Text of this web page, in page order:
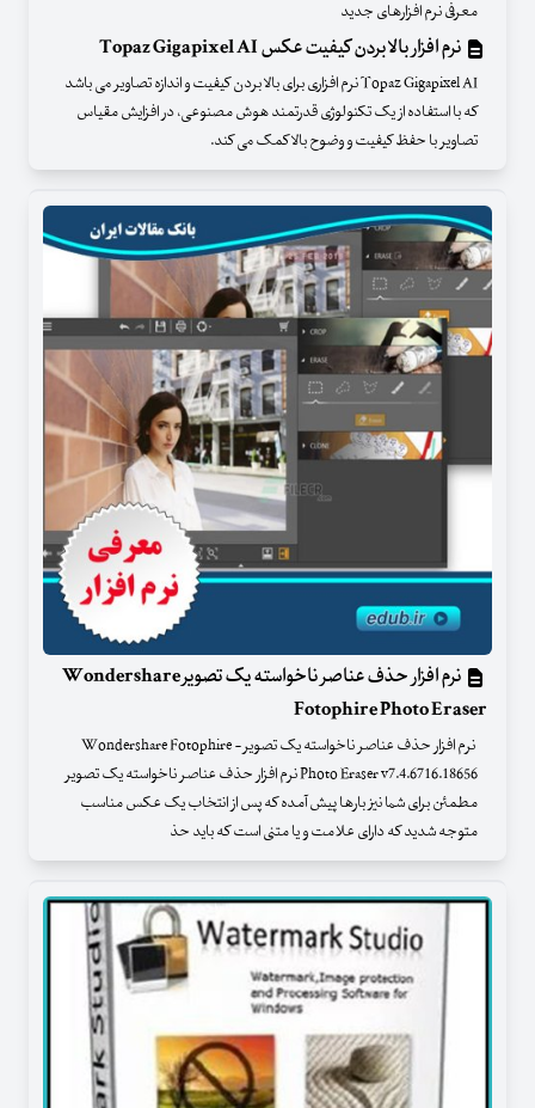
معرفی نرم افزارهای جدید
نرم افزار بالا بردن کیفیت عکس Topaz Gigapixel AI
Topaz Gigapixel AI نرم افزاری برای بالا بردن کیفیت و اندازه تصاویر می باشد
که با استفاده از یک تکنولوژی قدرتمند هوش مصنوعی، در افزایش مقیاس
تصاویر با حفظ کیفیت و وضوح بالا کمک می کند.
نرم افزار حذف عناصر ناخواسته یک تصویر Wondershare
Fotophire Photo Eraser
نرم افزار حذف عناصر ناخواسته یک تصویر - Wondershare Fotophire
Photo Eraser v7.4.6716.18656 نرم افزار حذف عناصر ناخواسته یک تصویر
مطمئن برای شما نیز بارها پیش آمده که پس از انتخاب یک عکس مناسب
متوجه شدید که دارای علامت و یا متنی است که باید حذ